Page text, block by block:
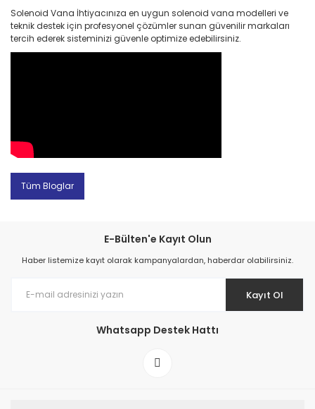
Solenoid Vana İhtiyacınıza en uygun solenoid vana modelleri ve
teknik destek için profesyonel çözümler sunan güvenilir markaları
tercih ederek sisteminizi güvenle optimize edebilirsiniz.
Tüm Bloglar
E-Bülten'e Kayıt Olun
Haber listemize kayıt olarak kampanyalardan, haberdar olabilirsiniz.
Kayıt Ol
Whatsapp Destek Hattı